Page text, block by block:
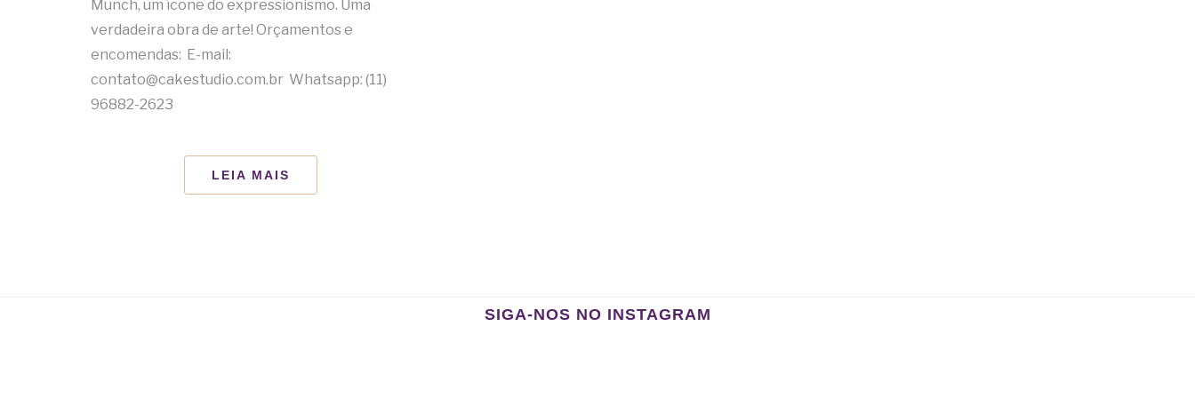
Munch, um ícone do expressionismo. Uma
verdadeira obra de arte! Orçamentos e
encomendas: E-mail:
contato@cakestudio.com.br Whatsapp: (11)
96882-2623
LEIA MAIS
SIGA-NOS NO INSTAGRAM